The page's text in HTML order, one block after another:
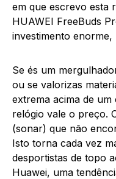
em que escrevo esta
HUAWEI FreeBuds
investimento
Se és um
ou se valorizas
extrema acima de um
relógio vale o preço.
(sonar) que não
Isto torna cada vez
desportistas de topo
Huawei, uma